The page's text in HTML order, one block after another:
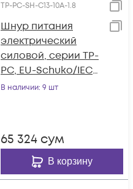
TP-PC-SH-С13-10A-1.8
Шнур питания
электрический
силовой, серии TP-
PC, EU-Schuko/IEC
60320 С13 прямой,
В наличии: 9 шт
65 324 сум
В корзину